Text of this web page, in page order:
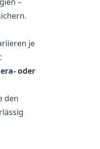
je
oder
den